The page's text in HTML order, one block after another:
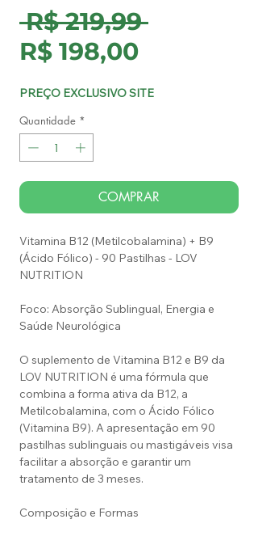
R$ 219,99 Preço
R$ 198,00Preço
PREÇO EXCLUSIVO SITE
Quantidade *
COMPRAR
Vitamina B12 (Metilcobalamina) + B9
(Ácido Fólico) - 90 Pastilhas - LOV
NUTRITION
Foco: Absorção Sublingual, Energia e
Saúde Neurológica
O suplemento de Vitamina B12 e B9 da
LOV NUTRITION é uma fórmula que
combina a forma ativa da B12, a
Metilcobalamina, com o Ácido Fólico
(Vitamina B9). A apresentação em 90
pastilhas sublinguais ou mastigáveis visa
facilitar a absorção e garantir um
tratamento de 3 meses.
Composição e Formas